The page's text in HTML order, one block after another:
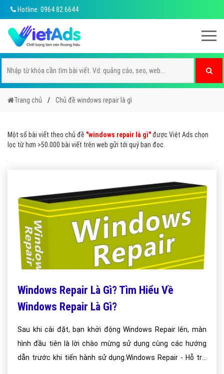
Hotline: 0964 82 6644
Trang chủ Chủ đề windows repair là gì
Một số bài viết theo chủ đề "windows repair là gì"được Việt Ads chọn
lọc từ hơn >50.000 bài viết trên web gửi tới quý bạn đọc.
Windows Repair Là Gì? Tìm Hiểu Về
Windows Repair Là Gì?
Sau khi cài đặt, bạn khởi động Windows Repair lên, màn
hình đầu tiên là lời chào mừng sử dụng cùng các hướng
dẫn trước khi tiến hành sử dụng.Windows Repair - Hỗ trợ